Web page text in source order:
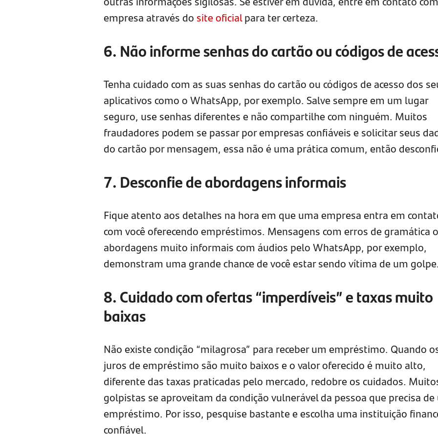
empresa através do site oficialpara ter certeza.
6. Não informe senhas do cartão ou códigos de
Tenha cuidado com as suas senhas do cartão ou códigos de acesso dos
aplicativos como o WhatsApp, por exemplo. Salve sempre em um lugar
seguro, use senhas diferentes e não compartilhe com ninguém. Muitos
fraudadores podem se passar por empresas confiáveis e solicitar seus
do cartão por mensagem, essa não é uma prática comum, então
7. Desconfie de abordagens informais
Fique atento aos detalhes na hora em que uma empresa entra em
com você oferecendo empréstimos. Mensagens com erros de gramática
abordagens muito informais com áudios pelo WhatsApp, por exemplo,
demonstram uma grande chance de você estar sendo vítima de um golpe.
8. Cuidado com ofertas “imperdíveis” e taxas muito
baixas
Não existe condição “milagrosa” para receber um empréstimo. Quando
juros de empréstimo são muito baixos e o valor oferecido é muito alto,
diferente das taxas praticadas pelo mercado, redobre os cuidados.
golpistas se aproveitam da condição vulnerável da pessoa que precisa de
empréstimo. Por isso, pesquise bastante e escolha uma instituição
confiável.